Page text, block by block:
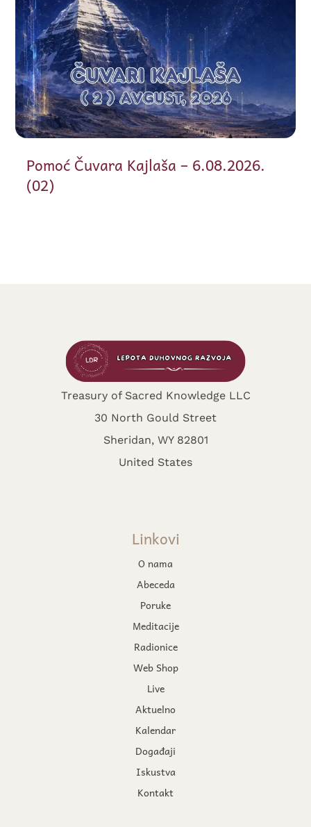
Pomoć Čuvara Kajlaša – 6.08.2026.
(02)
Treasury of Sacred Knowledge LLC
30 North Gould Street
Sheridan, WY 82801
United States
Linkovi
O nama
Abeceda
Poruke
Meditacije
Radionice
Web Shop
Live
Aktuelno
Kalendar
Događaji
Iskustva
Kontakt